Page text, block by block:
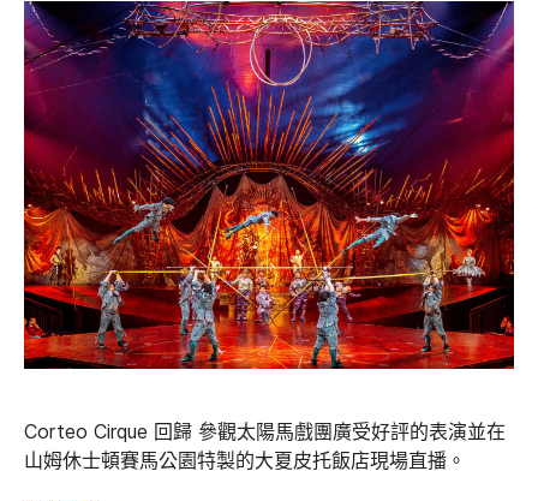
Corteo Cirque 回歸 參觀太陽馬戲團廣受好評的表演並在
山姆休士頓賽馬公園特製的大夏皮托飯店現場直播。